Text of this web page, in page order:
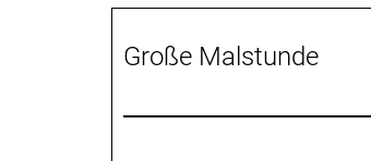
Große Malstunde